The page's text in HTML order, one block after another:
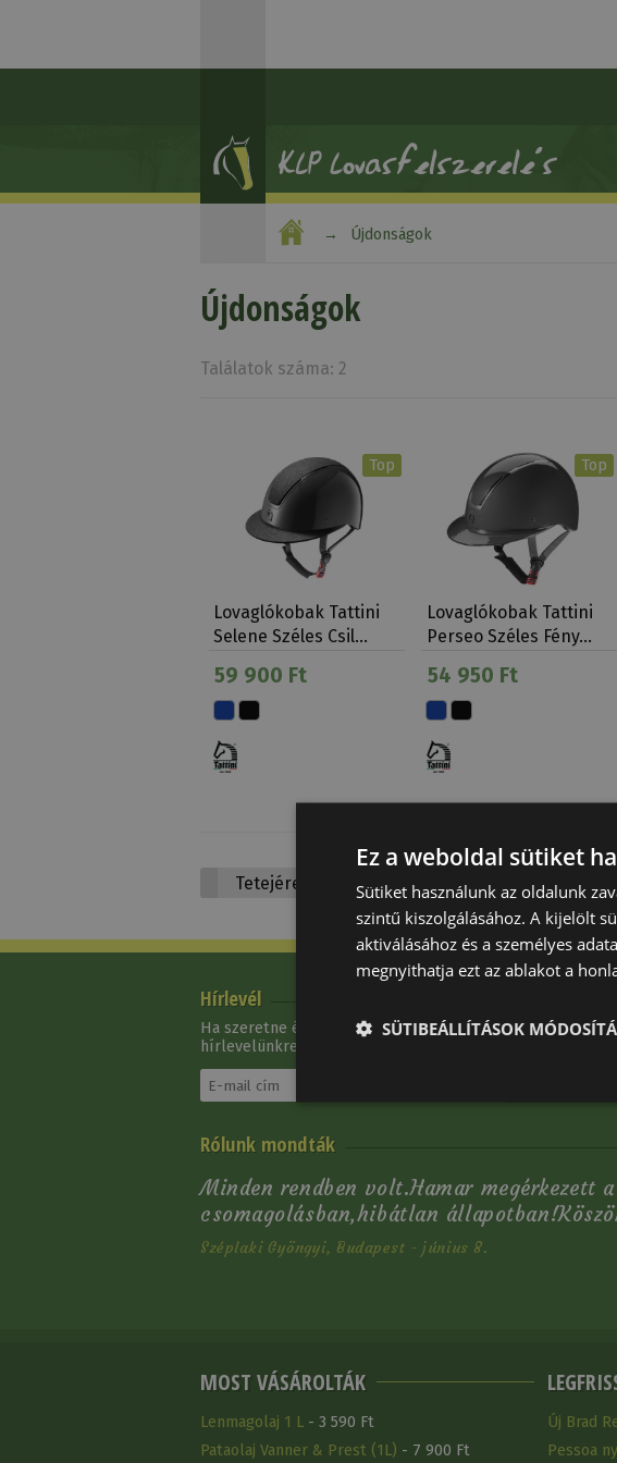
Újdonságok
Újdonságok
Találatok száma: 2
Top
Lovaglókobak Tattini
Selene Széles Csil…
59 900 Ft
Top
Lovaglókobak Tattini
Perseo Széles Fény…
54 950 Ft
Tetejére
Hírlevél
Ha szeretne értesítést kapni újdonságainkról és
hírlevelünkre:
Rólunk mondták
Minden rendben volt.Hamar megérkezett
csomagolásban,hibátlan
Széplaki Gyöngyi, Budapest - június 8.
MOST VÁSÁROLTÁK
Lenmagolaj 1 L - 3 590 Ft
Pataolaj Vanner & Prest (1L) - 7 900 Ft
Új Brad
Pessoa
Ez a weboldal sütiket
Sütiket használunk az oldalunk
szintű kiszolgálásához. A kijelölt
aktiválásához és a személyes
megnyithatja ezt az ablakot a
SÜTIBEÁLLÍTÁSOK